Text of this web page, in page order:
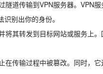
隧道传输到VPN服务器。VPN
别出你的身份。
将其转发到目标网站或服务上
在传输过程中被篡改。同时，